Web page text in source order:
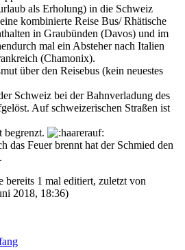
als Erholung) in die Schweiz
kombinierte Reise Bus/ Rhätische
in Graubünden (Davos) und im
mal ein Absteher nach Italien
(Chamonix).
über den Reisebus (kein neuestes
Schweiz bei der Bahnverladung des
Auf schweizerischen Straßen ist
begrenzt.
das Feuer brennt hat der Schmied den
bereits 1 mal editiert, zuletzt von
2018, 18:36)